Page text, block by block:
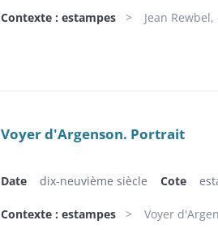
Contexte : estampes Jean
Voyer d'Argenson. Portrait
Date dix-neuvième siècle Cote
Contexte : estampes Voyer